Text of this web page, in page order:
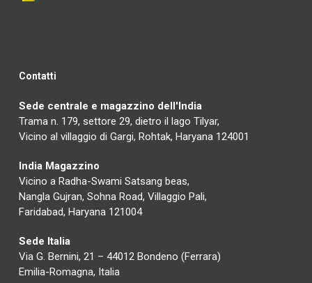
Contatti
Sede centrale e magazzino dell'India
Trama n. 179, settore 29, dietro il lago Tilyar,
Vicino al villaggio di Gargi, Rohtak, Haryana 124001
India Magazzino
Vicino a Radha-Swami Satsang beas,
Nangla Gujran, Sohna Road, Villaggio Pali,
Faridabad, Haryana 121004
Sede Italia
Via G. Bernini, 21 – 44012 Bondeno (Ferrara)
Emilia-Romagna, Italia